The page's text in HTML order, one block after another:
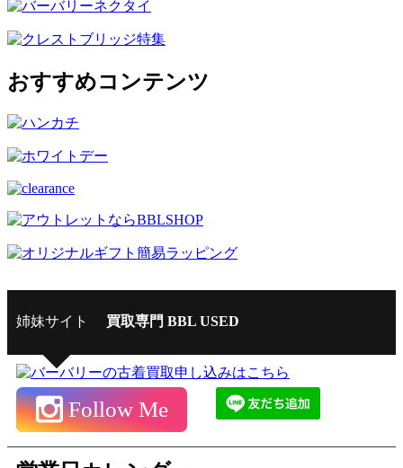
おすすめコンテンツ
姉妹サイト 買取専門 BBL USED
Follow Me